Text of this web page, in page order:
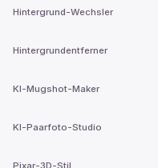
Hintergrund-Wechsler
Hintergrundentferner
KI-Mugshot-Maker
KI-Paarfoto-Studio
Pixar-3D-Stil